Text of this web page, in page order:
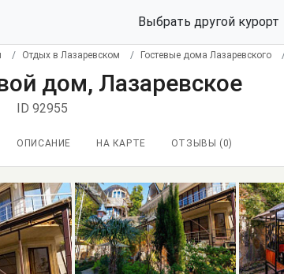
Выбрать другой курорт
Отдых в Лазаревском Гостевые дома Лазаревского
дом, Лазаревское
ID 92955
ОПИСАНИЕ НА КАРТЕ ОТЗЫВЫ ( 0)